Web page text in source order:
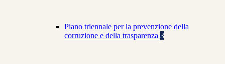
Piano triennale per la prevenzione della
corruzione e della trasparenza 3